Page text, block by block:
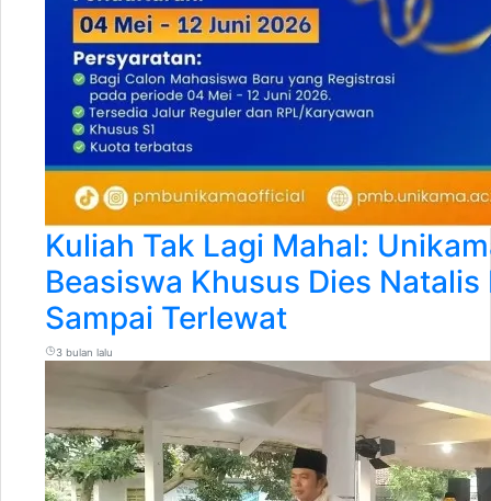
Kuliah Tak Lagi Mahal:
Beasiswa Khusus Dies
Sampai Terlewat
3 bulan lalu